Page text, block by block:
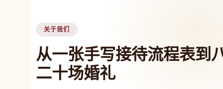
关于我们
从一张手写接待流程表到
二十场婚礼